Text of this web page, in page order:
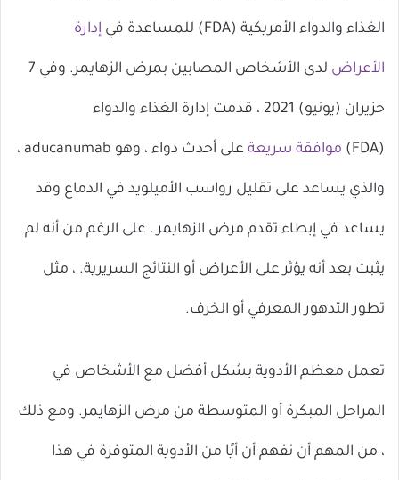
الغذاء والدواء الأمريكية (FDA) للمساعدة في إدارة
الأعراض لدى الأشخاص المصابين بمرض الزهايمر. وفي 7
حزيران (يونيو) 2021 ، قدمت إدارة الغذاء والدواء
(FDA) موافقة سريعة على أحدث دواء ، وهو aducanumab ،
والذي يساعد على تقليل رواسب الأميلويد في الدماغ وقد
يساعد في إبطاء تقدم مرض الزهايمر ، على الرغم من أنه لم
يثبت بعد أنه يؤثر على الأعراض أو النتائج السريرية. ، مثل
تطور التدهور المعرفي أو الخرف.
تعمل معظم الأدوية بشكل أفضل مع الأشخاص في
المراحل المبكرة أو المتوسطة من مرض الزهايمر. ومع ذلك
، من المهم أن نفهم أن أيًا من الأدوية المتوفرة في هذا